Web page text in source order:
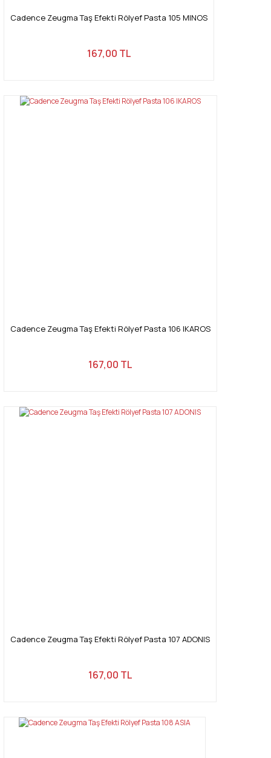
Cadence Zeugma Taş Efekti Rölyef Pasta 105 MINOS
167,00 TL
Cadence Zeugma Taş Efekti Rölyef Pasta 106 IKAROS
167,00 TL
Cadence Zeugma Taş Efekti Rölyef Pasta 107 ADONIS
167,00 TL